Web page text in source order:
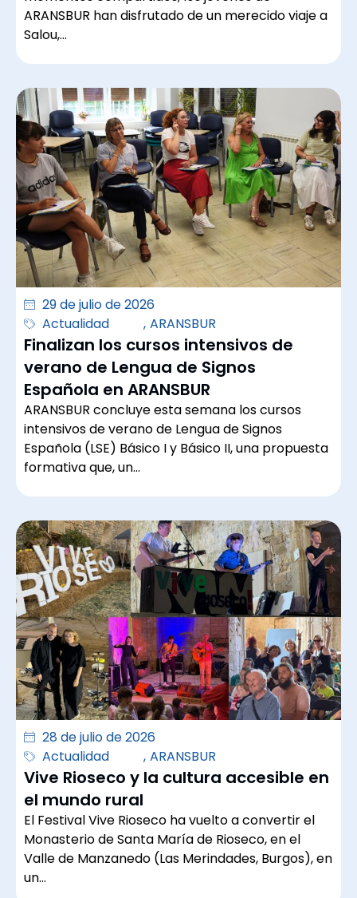
ARANSBUR han disfrutado de un merecido viaje a
Salou,…
29 de julio de 2026
Actualidad
, ARANSBUR
Finalizan los cursos intensivos de
verano de Lengua de Signos
Española en ARANSBUR
ARANSBUR concluye esta semana los cursos
intensivos de verano de Lengua de Signos
Española (LSE) Básico I y Básico II, una propuesta
formativa que, un…
28 de julio de 2026
Actualidad
, ARANSBUR
Vive Rioseco y la cultura accesible en
el mundo rural
El Festival Vive Rioseco ha vuelto a convertir el
Monasterio de Santa María de Rioseco, en el
Valle de Manzanedo (Las Merindades, Burgos), en
un…